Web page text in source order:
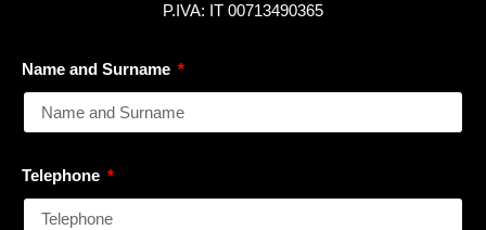
P.IVA: IT 00713490365
Name and Surname
Telephone